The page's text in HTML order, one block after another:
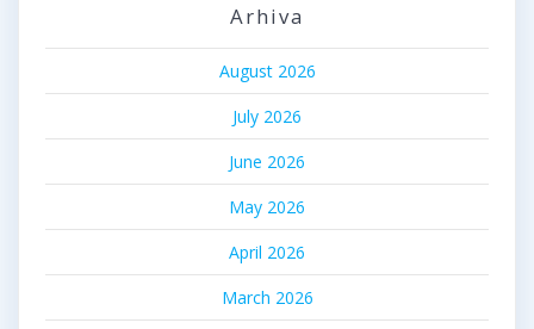
Arhiva
August 2026
July 2026
June 2026
May 2026
April 2026
March 2026